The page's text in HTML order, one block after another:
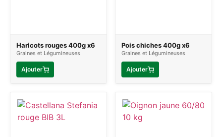
Haricots rouges 400g x6
Graines et Légumineuses
Ajouter
Pois chiches 400g x6
Graines et Légumineuses
Ajouter